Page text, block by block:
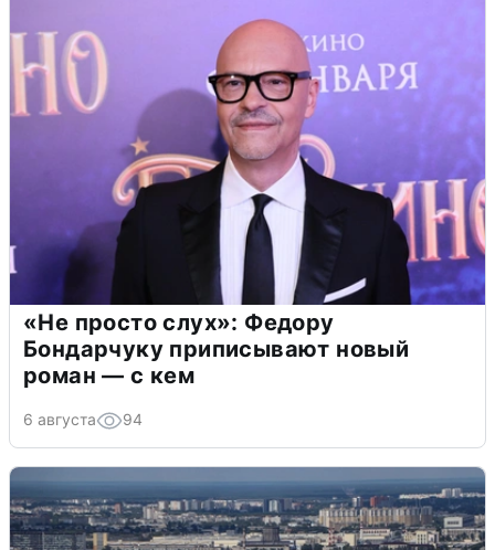
«Не просто слух»: Федору
Бондарчуку приписывают новый
роман — с кем
6 августа 94